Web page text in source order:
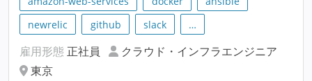
newrelic
github slack …
雇用形態 正社員
クラウド・インフラエンジニア
東京